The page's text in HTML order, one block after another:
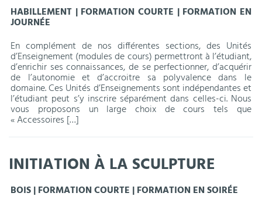
HABILLEMENT | FORMATION COURTE | FORMATION EN
JOURNÉE
En complément de nos différentes sections, des Unités
d’Enseignement (modules de cours) permettront à l’étudiant,
d’enrichir ses connaissances, de se perfectionner, d’acquérir
de l’autonomie et d’accroitre sa polyvalence dans le
domaine. Ces Unités d’Enseignements sont indépendantes et
l’étudiant peut s’y inscrire séparément dans celles-ci. Nous
vous proposons un large choix de cours tels que
« Accessoires […]
INITIATION À LA SCULPTURE
BOIS | FORMATION COURTE | FORMATION EN SOIRÉE